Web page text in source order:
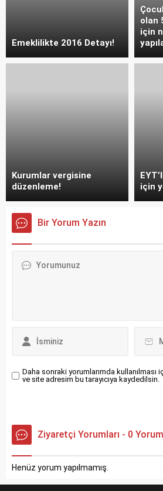
Emeklilikte 2016 Detayı!
olan
için
Kurumlar vergisine
düzenleme!
için
Bir Yorum Yazın
Daha sonraki yorumlarımda kullanılması
ve site adresim bu tarayıcıya kaydedilsin.
Ziyaretçi Yorumları - 0 Yorum
Henüz yorum yapılmamış.